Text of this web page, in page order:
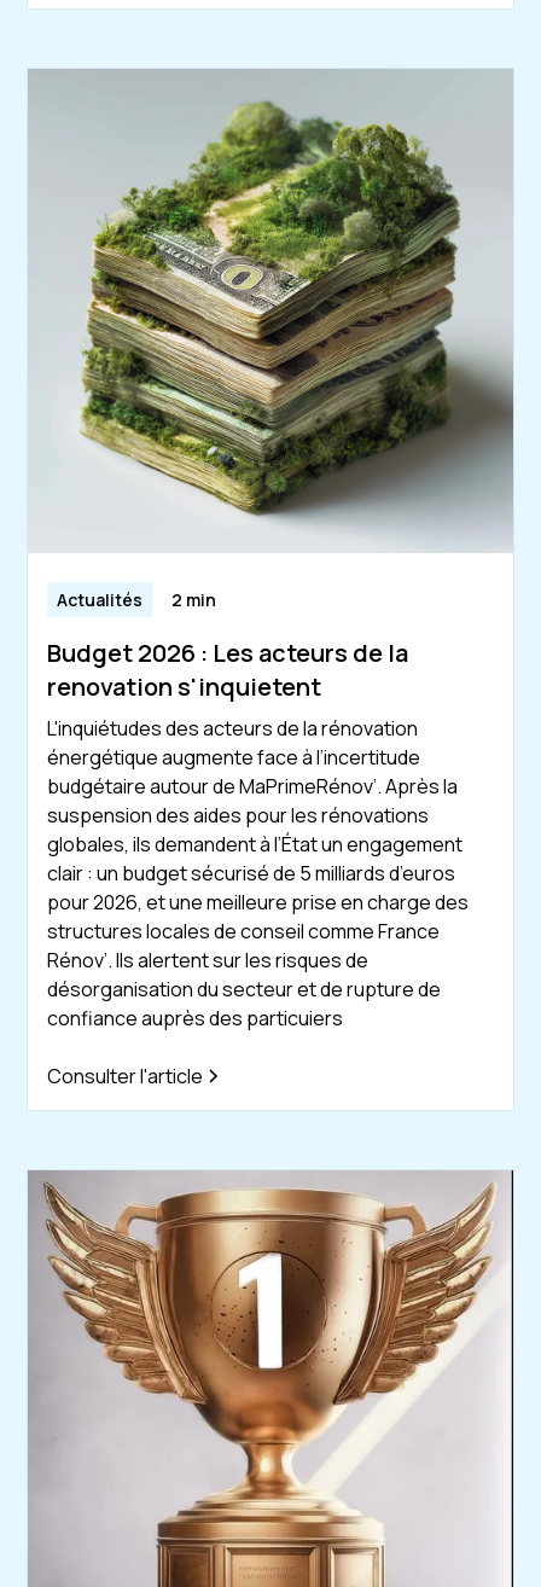
Actualités 2 min
Budget 2026 : Les acteurs de la
renovation s'inquietent
L'inquiétudes des acteurs de la rénovation
énergétique augmente face à l’incertitude
budgétaire autour de MaPrimeRénov’. Après la
suspension des aides pour les rénovations
globales, ils demandent à l’État un engagement
clair : un budget sécurisé de 5 milliards d’euros
pour 2026, et une meilleure prise en charge des
structures locales de conseil comme France
Rénov’. Ils alertent sur les risques de
désorganisation du secteur et de rupture de
confiance auprès des particuiers
Consulter l'article